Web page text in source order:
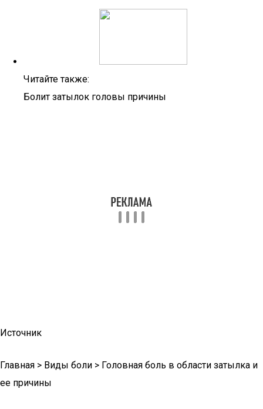
Читайте также:
Болит затылок головы причины
Источник
Главная > Виды боли > Головная боль в области затылка и
ее причины